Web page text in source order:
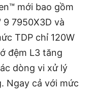
mới bao gồm
9 7950X3D và
TDP chỉ 120W
đệm L3 tăng
dòng vi xử lý
Ngay cả với mức